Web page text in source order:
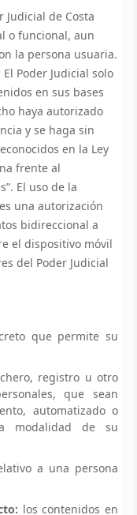
Judicial de Costa
o funcional, aun
la persona usuaria.
El Poder Judicial solo
en sus bases
haya autorizado
y se haga sin
en la Ley
frente al
El uso de la
una autorización
bidireccional a
el dispositivo móvil
del Poder Judicial
que permite su
registro u otro
que sean
automatizado o
modalidad de su
a una persona
los contenidos en